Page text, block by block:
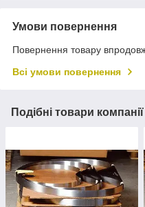
Умови повернення
Повернення товару
Всі умови повернення
Подібні товари компанії